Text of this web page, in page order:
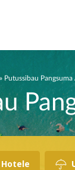
» Putussibau
Hotele